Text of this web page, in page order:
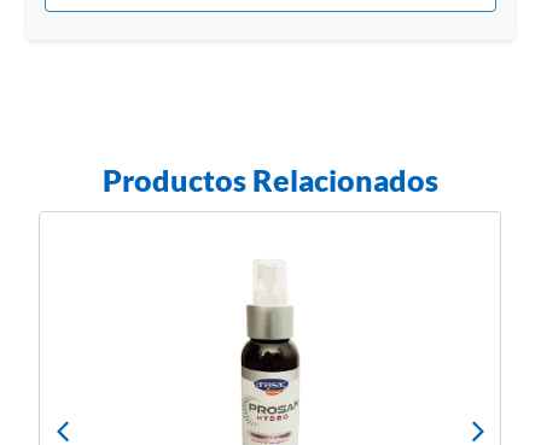
Productos Relacionados